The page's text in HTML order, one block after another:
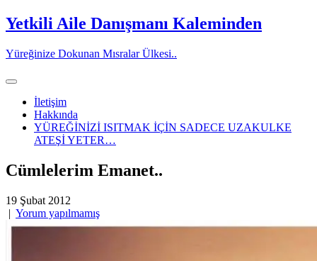
Skip
to
Yetkili Aile Danışmanı Kaleminden
Yüreğinize Dokunan Mısralar Ülkesi..
İletişim
Hakkında
YÜREĞİNİZİ ISITMAK İÇİN SADECE UZAKULKE
ATEŞİ YETER…
Cümlelerim Emanet..
19 Şubat 2012
| Yorum yapılmamış